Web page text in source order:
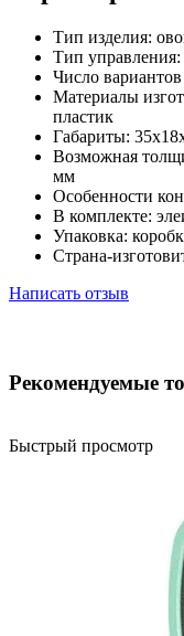
Тип изделия:
Тип
Число
Материалы
пластик
Габариты:
Возможная
мм
Особенности
В комплекте:
Упаковка:
Страна-
Написать отзыв
Рекомендуемые
Быстрый просмотр